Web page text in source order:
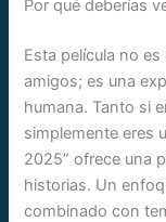
Por qué deberías
Esta película no
amigos; es una
humana. Tanto si
simplemente eres
2025” ofrece una
historias. Un
combinado con